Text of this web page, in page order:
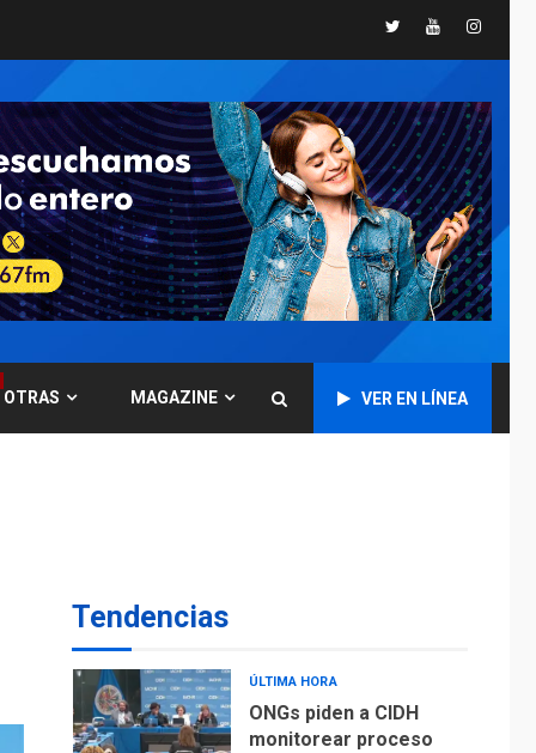
TwitterYoutube
OTRAS MAGAZINE VER EN LÍNEA
Tendencias
5
ÚLTIMA HORA
Trump vuelve intenta
nuevamente limitar
ciudadanía por
nacimiento
6
GUERRA EN EL MUNDO
TITULARES
ÚLTIMA HORA
Ucrania y Rusia
intensifican
ofensivas de largo
alcance
LATINOAMÉRICA Y CARIBE
EEUU sanciona a ocho
ÚLTIMA HORA
ONGs piden a CIDH
monitorear proceso